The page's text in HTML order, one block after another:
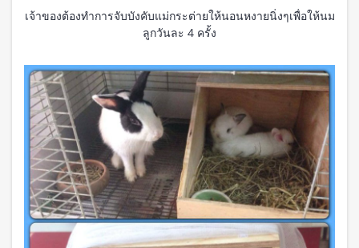
เจ้าของต้องทำการจับบังคับแม่กระต่ายให้นอนหงายนิ่งๆเพื่อให้นม
ลูกวันละ 4 ครั้ง